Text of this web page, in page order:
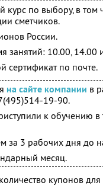
по выбору, в том
сметчиков.
России.
занятий: 10.00, 14.00
сертификат по почте.
на сайте компании в
19-90.
к обучению в
за 3 рабочих дня до
месяц.
купонов